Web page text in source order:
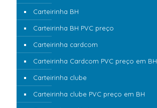
Carteirinha BH
Carteirinha BH PVC preço
Carteirinha cardcom
Carteirinha Cardcom PVC preço em BH
Carteirinha clube
Carteirinha clube PVC preço em BH